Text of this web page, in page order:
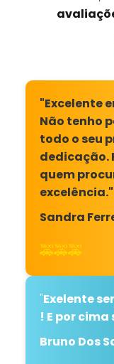
"Excelente
Não tenho
todo o seu
dedicação.
quem
excelência."
Sandra
🚕🚕🚕
"Exelente
! E por
Bruno Dos